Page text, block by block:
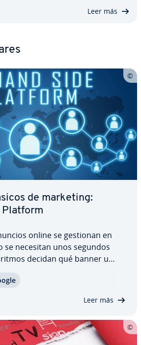
Leer más
de marketing:
Platform
online se gestionan en
se necesitan unos segundos
decidan qué banner u
de cada página web. En este
Leer más